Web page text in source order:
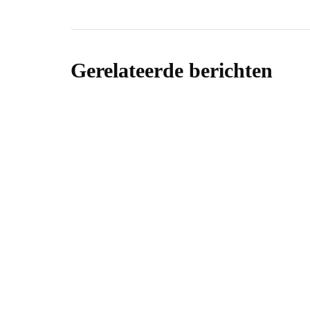
Gerelateerde berichten